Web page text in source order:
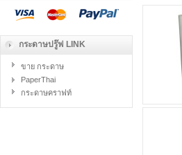
กระดาษปรู๊ฟ LINK
ขาย กระดาษ
PaperThai
กระดาษคราฟท์